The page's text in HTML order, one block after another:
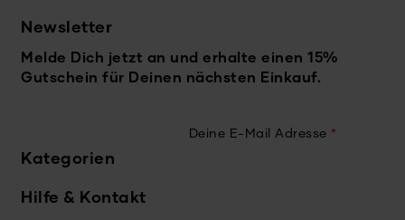
Newsletter
Melde Dich jetzt an und erhalte einen 15%
Gutschein für Deinen nächsten Einkauf.
Deine E-Mail Adresse *
Kategorien
Hilfe & Kontakt